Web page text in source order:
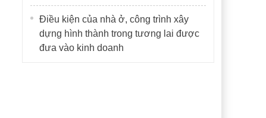
Điều kiện của nhà ở, công trình xây
dựng hình thành trong tương lai được
đưa vào kinh doanh